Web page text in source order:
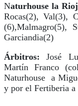
Naturhouse la
Rocas(2), Val(3),
(6),Malmagro(5),
Garciandia(2)
Árbitros:José
Martí­n Franco
Naturhouse a
y por el Fertiberia